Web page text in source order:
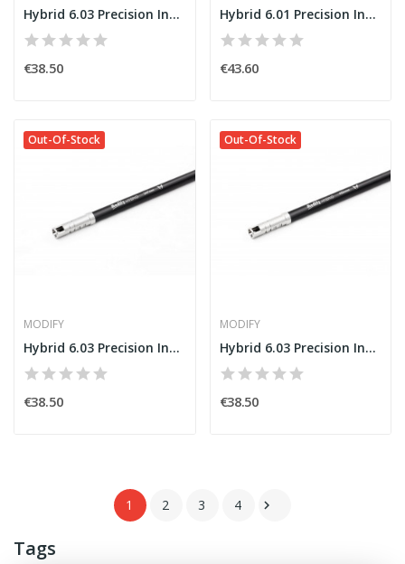
Tags
Hybrid 6.03 Precision Inner Barrel 141mm [MODIFY]
€38.50
Hybrid 6.01 Precision Inner Barrel 650mm [MODIFY]
€43.60
Out-Of-Stock
MODIFY
Hybrid 6.03 Precision Inner Barrel247mm [MODIFY]
€38.50
Out-Of-Stock
MODIFY
Hybrid 6.03 Precision Inner Barrel 455mm [MODIFY]
€38.50
1 2 3 4 